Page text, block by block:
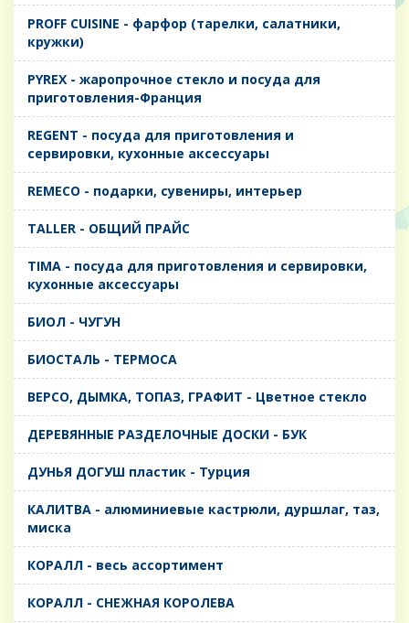
PROFF CUISINE - фарфор (тарелки, салатники,
кружки)
PYREX - жаропрочное стекло и посуда для
приготовления-Франция
REGENT - посуда для приготовления и
сервировки, кухонные аксессуары
REMECO - подарки, сувениры, интерьер
TALLER - ОБЩИЙ ПРАЙС
TIMA - посуда для приготовления и сервировки,
кухонные аксессуары
БИОЛ - ЧУГУН
БИОСТАЛЬ - ТЕРМОСА
ВЕРСО, ДЫМКА, ТОПАЗ, ГРАФИТ - Цветное стекло
ДЕРЕВЯННЫЕ РАЗДЕЛОЧНЫЕ ДОСКИ - БУК
ДУНЬЯ ДОГУШ пластик - Турция
КАЛИТВА - алюминиевые кастрюли, дуршлаг, таз,
миска
КОРАЛЛ - весь ассортимент
КОРАЛЛ - СНЕЖНАЯ КОРОЛЕВА